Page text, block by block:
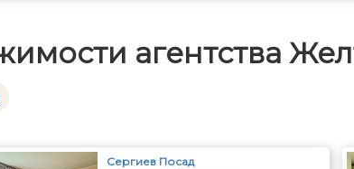
агентства
Сергиев Посад